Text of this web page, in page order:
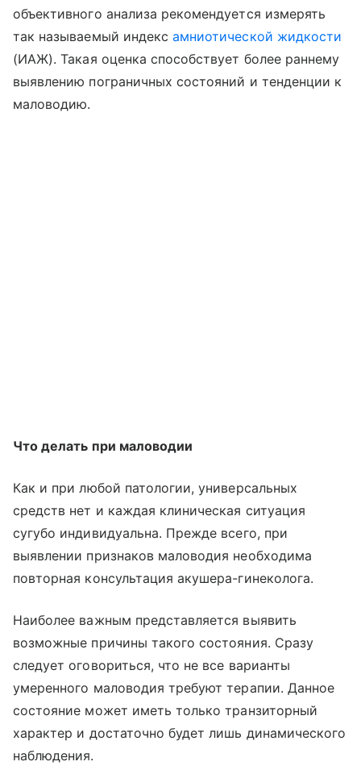
объективного анализа рекомендуется измерять
так называемый индексамниотической жидкости
(ИАЖ). Такая оценка способствует более раннему
выявлению пограничных состояний и тенденции к
маловодию.
Что делать при маловодии
Как и при любой патологии, универсальных
средств нет и каждая клиническая ситуация
сугубо индивидуальна. Прежде всего, при
выявлении признаков маловодия необходима
повторная консультация акушера-гинеколога.
Наиболее важным представляется выявить
возможные причины такого состояния. Сразу
следует оговориться, что не все варианты
умеренного маловодия требуют терапии. Данное
состояние может иметь только транзиторный
характер и достаточно будет лишь динамического
наблюдения.